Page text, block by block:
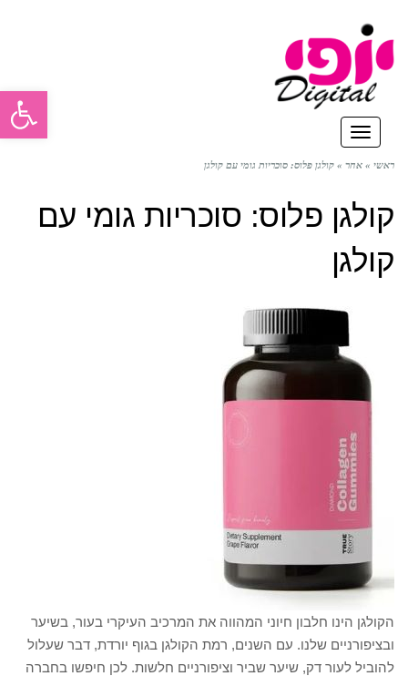
תפריט
ראשי » אחר » קולגן פלוס: סוכריות גומי עם קולגן
קולגן פלוס: סוכריות גומי עם
קולגן
הקולגן הינו חלבון חיוני המהווה את המרכיב העיקרי בעור, בשיער
ובציפורניים שלנו. עם השנים, רמת הקולגן בגוף יורדת, דבר שעלול
להוביל לעור דק, שיער שביר וציפורניים חלשות. לכן חיפשו בחברה
פתח